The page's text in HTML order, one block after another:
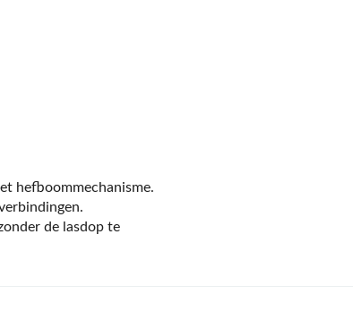
hefboommechanisme.
de lasdop te